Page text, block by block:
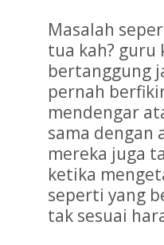
Masalah
tua kah? guru
bertanggung
pernah
mendengar
sama dengan
mereka juga
ketika
seperti yang
tak sesuai